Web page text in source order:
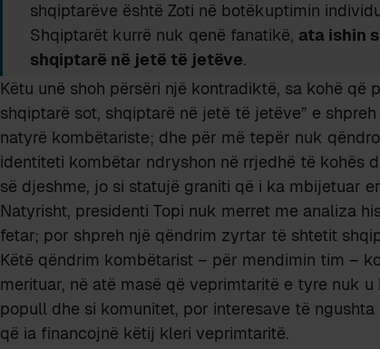
shqiptarëve është Zoti në botëkuptimin
Shqiptarët kurrë nuk qenë fanatikë, ata ishin
shqiptarë në jetë të jetëve.
Këtu unë shoh përsëri një kontradiktë, sa kohë që
shqiptarë sot, shqiptarë në jetë të jetëve” e
natyrë kombëtariste; dhe për më tepër nuk
identiteti kombëtar ndryshon në rrjedhë të kohës
së djeshme, jo si statujë graniti që i ka mbijetuar
Natyrisht, presidenti Topi nuk merret me analiza
fetar; por shpreh një qëndrim zyrtar të shtetit
Këtë qëndrim kombëtarist – për mendimin tim –
merituar, në atë masë që veprimtaritë e tyre nuk
popull dhe si komunitet, por interesave të
që ia financojnë këtij kleri veprimtaritë.